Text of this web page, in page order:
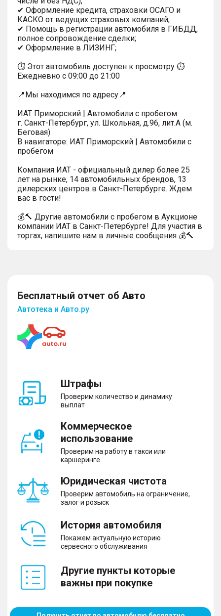
✔ Оформление кредита, страховки ОСАГО и
КАСКО от ведущих страховых компаний;
✔ Помощь в регистрации автомобиля в ГИБДД,
полное сопровождение сделки;
✔ Оформление в ЛИЗИНГ;
⏱ Этот автомобиль доступен к просмотру ⏱
Ежедневно с 09:00 до 21:00
📍Мы находимся по адресу📍
ИАТ Приморский | Автомобили с пробегом
г. Санкт-Петербург, ул. Школьная, д.96, лит.А (м.
Беговая)
В навигаторе: ИАТ Приморский | Автомобили с
пробегом
Компания ИАТ - официальный дилер более 25
лет на рынке, 14 автомобильных брендов, 13
дилерских центров в Санкт-Петербурге. Ждем
вас в гости!
💰🔨 Другие автомобили с пробегом в Аукционе
компании ИАТ в Санкт-Петербурге! Для участия в
торгах, напишите нам в личные сообщения 💰🔨
Бесплатный отчет об Авто
Автотека и Авто.ру
Штрафы
Проверим количество и динамику
выплат
Коммерческое
использование
Проверим на работу в такси или
каршеринге
Юридическая чистота
Проверим автомобиль на ограничение,
залог и розыск
История автомобиля
Покажем актуальную историю
сервесного обслуживания
Другие пункты которые
важны при покупке